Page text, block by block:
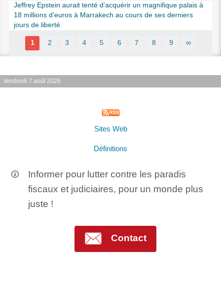
Jeffrey Epstein aurait tenté d’acquérir un magnifique palais à
18 millions d’euros à Marrakech au cours de ses derniers
jours de liberté
1 2 3 4 5 6 7 8 9 ∞
Vendredi 7 août 2026
Sites Web
Définitions
Informer pour lutter contre les paradis
fiscaux et judiciaires, pour un monde plus
juste !
Contact